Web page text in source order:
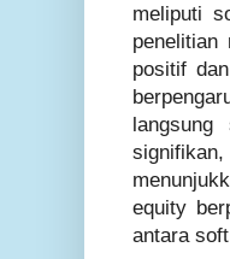
meliputi
penelitian
positif
equity
antara